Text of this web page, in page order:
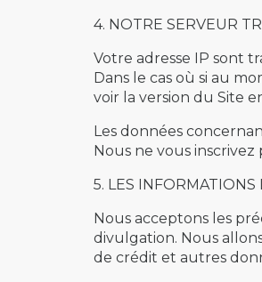
4. NOTRE SERVEUR
Votre adresse IP sont
Dans le cas où si au
voir la version du Site
Les données
Nous ne vous inscrivez
5. LES INFORMATIONS
Nous acceptons les
divulgation. Nous
de crédit et autres